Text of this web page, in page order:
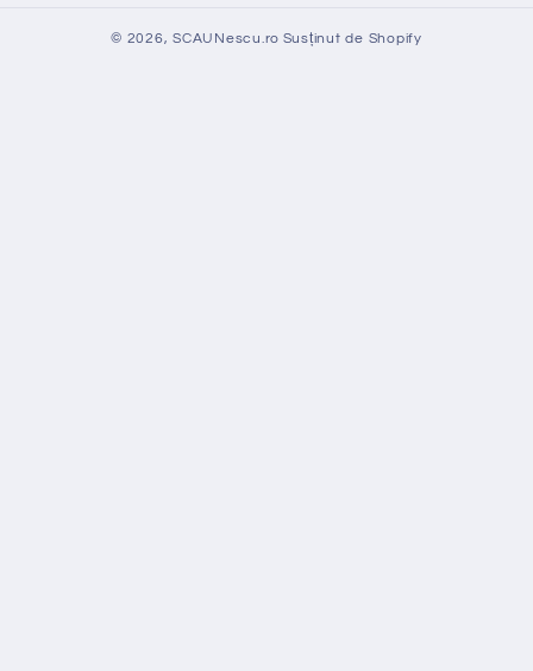
© 2026,SCAUNescu.ro Susținut de Shopify